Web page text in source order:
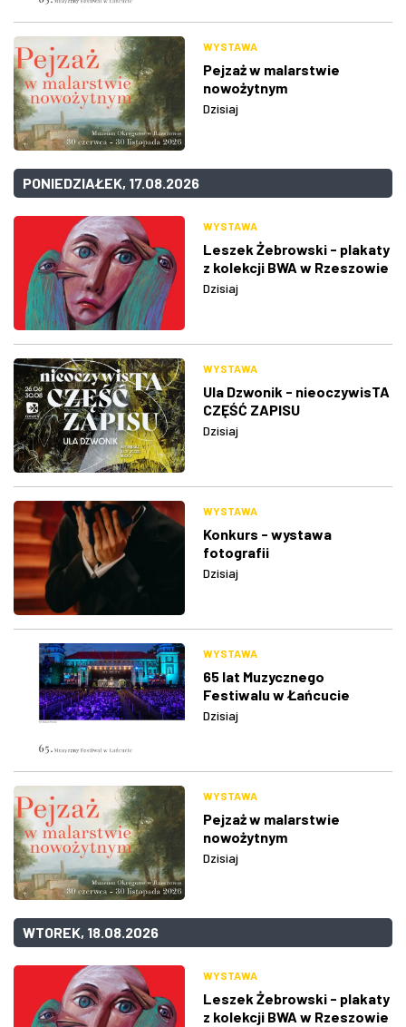
WYSTAWA
Pejzaż w malarstwie
nowożytnym
Dzisiaj
PONIEDZIAŁEK, 17.08.2026
WYSTAWA
Leszek Żebrowski - plakaty
z kolekcji BWA w Rzeszowie
Dzisiaj
WYSTAWA
Ula Dzwonik - nieoczywisTA
CZĘŚĆ ZAPISU
Dzisiaj
WYSTAWA
Konkurs - wystawa
fotografii
Dzisiaj
WYSTAWA
65 lat Muzycznego
Festiwalu w Łańcucie
Dzisiaj
WYSTAWA
Pejzaż w malarstwie
nowożytnym
Dzisiaj
WTOREK, 18.08.2026
WYSTAWA
Leszek Żebrowski - plakaty
z kolekcji BWA w Rzeszowie